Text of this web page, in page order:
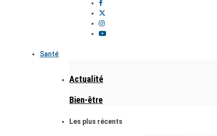
Santé
Actualité
Bien-être
Les plus récents